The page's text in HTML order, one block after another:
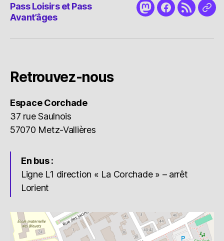
Pass Loisirs et Pass
Avant’âges
MastodonFacebook
RSS
Retrouvez-nous
Espace Corchade
37 rue Saulnois
57070 Metz-Vallières
En bus :
Ligne L1 direction « La Corchade » – arrêt
Lorient